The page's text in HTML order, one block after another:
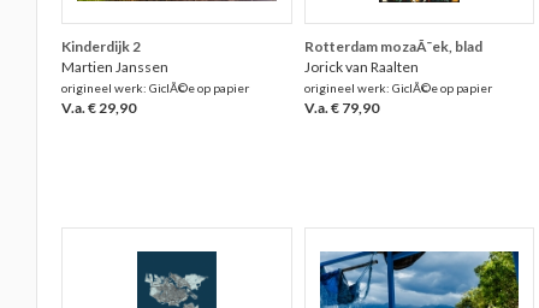
Kinderdijk 2
Martien Janssen
origineel werk: GiclÃ©e op papier
V.a. € 29,90
Rotterdam mozaÃ¯ek, blad
Jorick van Raalten
origineel werk: GiclÃ©e op papier
V.a. € 79,90